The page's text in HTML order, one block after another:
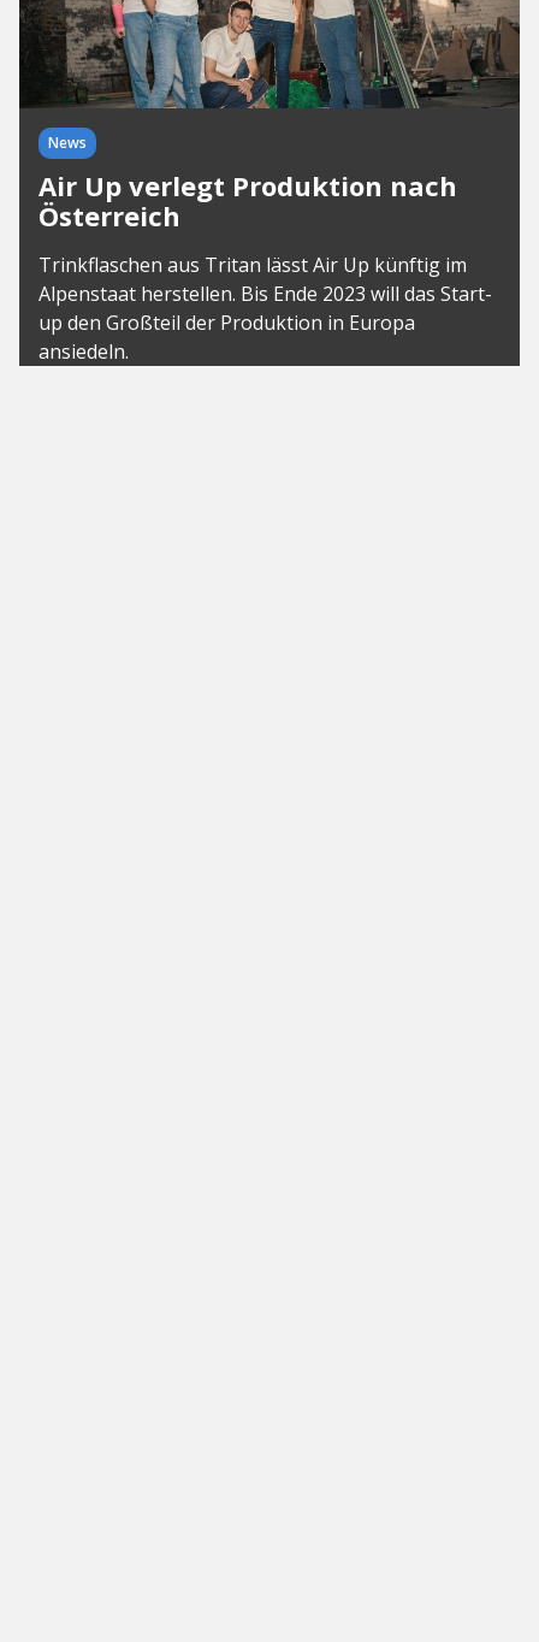
News
Air Up verlegt Produktion nach
Österreich
Trinkflaschen aus Tritan lässt Air Up künftig im
Alpenstaat herstellen. Bis Ende 2023 will das Start-
up den Großteil der Produktion in Europa
ansiedeln.